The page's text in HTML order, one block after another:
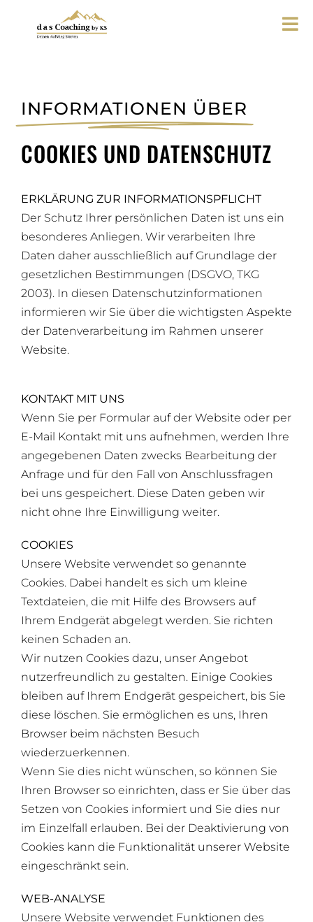
KATHRIN SCHMID
ANGEBOT
MEDIATION
KONTAKTIEREN SIE MICH!
INFORMATIONEN ÜBER
COOKIES UND DATENSCHUTZ
ERKLÄRUNG ZUR INFORMATIONSPFLICHT
Der Schutz Ihrer persönlichen Daten ist uns ein
besonderes Anliegen. Wir verarbeiten Ihre
Daten daher ausschließlich auf Grundlage der
gesetzlichen Bestimmungen (DSGVO, TKG
2003). In diesen Datenschutzinformationen
informieren wir Sie über die wichtigsten Aspekte
der Datenverarbeitung im Rahmen unserer
Website.
KONTAKT MIT UNS
Wenn Sie per Formular auf der Website oder per
E-Mail Kontakt mit uns aufnehmen, werden Ihre
angegebenen Daten zwecks Bearbeitung der
Anfrage und für den Fall von Anschlussfragen
bei uns gespeichert. Diese Daten geben wir
nicht ohne Ihre Einwilligung weiter.
COOKIES
Unsere Website verwendet so genannte
Cookies. Dabei handelt es sich um kleine
Textdateien, die mit Hilfe des Browsers auf
Ihrem Endgerät abgelegt werden. Sie richten
keinen Schaden an.
Wir nutzen Cookies dazu, unser Angebot
nutzerfreundlich zu gestalten. Einige Cookies
bleiben auf Ihrem Endgerät gespeichert, bis Sie
diese löschen. Sie ermöglichen es uns, Ihren
Browser beim nächsten Besuch
wiederzuerkennen.
Wenn Sie dies nicht wünschen, so können Sie
Ihren Browser so einrichten, dass er Sie über das
Setzen von Cookies informiert und Sie dies nur
im Einzelfall erlauben. Bei der Deaktivierung von
Cookies kann die Funktionalität unserer Website
eingeschränkt sein.
WEB-ANALYSE
Unsere Website verwendet Funktionen des